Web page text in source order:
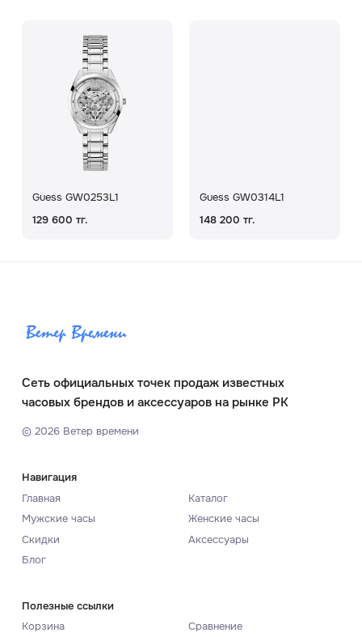
Guess GW0253L1
129 600 тг.
Guess GW0314L1
148 200 тг.
Сеть официальных точек продаж известных
часовых брендов и аксессуаров на рынке РК
© 2026Ветер времени
Навигация
Главная
Каталог
Мужские часы
Женские часы
Скидки
Аксессуары
Блог
Полезные ссылки
Корзина
Сравнение